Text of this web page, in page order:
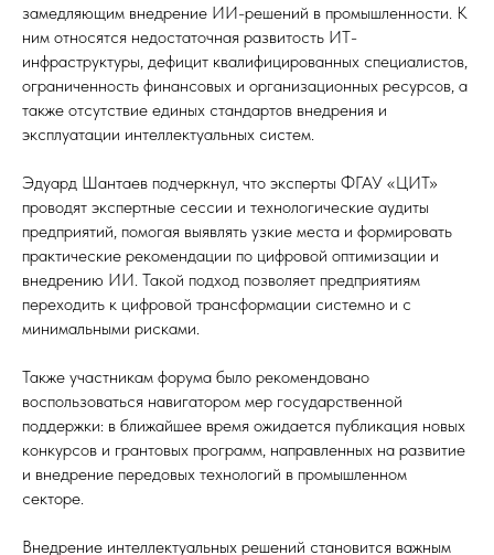
замедляющим внедрение ИИ-решений в промышленности. К
ним относятся недостаточная развитость ИТ-
инфраструктуры, дефицит квалифицированных специалистов,
ограниченность финансовых и организационных ресурсов, а
также отсутствие единых стандартов внедрения и
эксплуатации интеллектуальных систем.
Эдуард Шантаев подчеркнул, что эксперты ФГАУ «ЦИТ»
проводят экспертные сессии и технологические аудиты
предприятий, помогая выявлять узкие места и формировать
практические рекомендации по цифровой оптимизации и
внедрению ИИ. Такой подход позволяет предприятиям
переходить к цифровой трансформации системно и с
минимальными рисками.
Также участникам форума было рекомендовано
воспользоваться навигатором мер государственной
поддержки: в ближайшее время ожидается публикация новых
конкурсов и грантовых программ, направленных на развитие
и внедрение передовых технологий в промышленном
секторе.
Внедрение интеллектуальных решений становится важным